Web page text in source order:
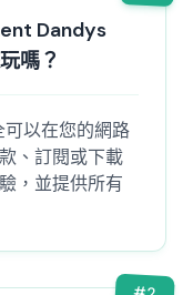
Dandys
嗎？
可以在您的網路
、訂閱或下載
，並提供所有